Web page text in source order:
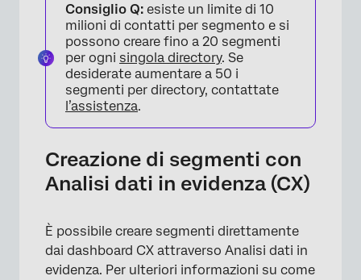
Consiglio Q: esiste un limite di 10
milioni di contatti per segmento e si
possono creare fino a 20 segmenti
per ogni singola directory. Se
desiderate aumentare a 50 i
segmenti per directory, contattate
l’assistenza.
Creazione di segmenti con
Analisi dati in evidenza (CX)
È possibile creare segmenti direttamente
dai dashboard CX attraverso Analisi dati in
evidenza. Per ulteriori informazioni su come